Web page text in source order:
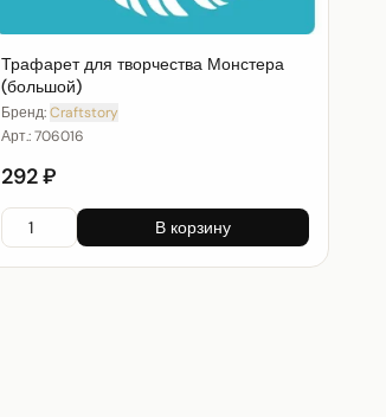
Трафарет для творчества Монстера
(большой)
Бренд:Craftstory
Арт.:706016
292 ₽
В корзину